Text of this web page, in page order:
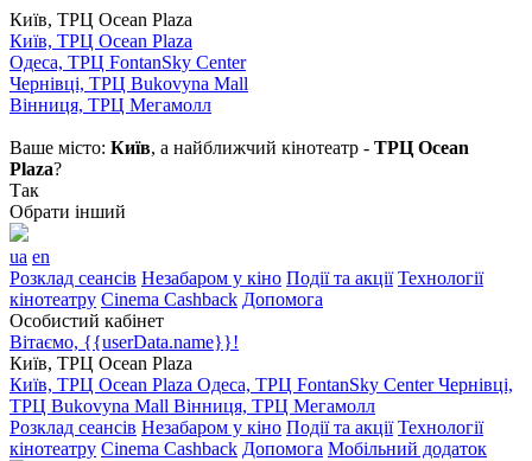
Київ, ТРЦ Ocean Plaza
Київ, ТРЦ Ocean Plaza
Одеса, ТРЦ FontanSky Center
Чернівці, ТРЦ Bukovyna Mall
Вінниця, ТРЦ Мегамолл
Ваше місто: Київ, а найближчий кінотеатр - ТРЦ Ocean
Plaza?
Так
Обрати інший
ua en
Розклад сеансів Незабаром у кіно Події та акції Технології
кінотеатру Cinema Cashback Допомога
Особистий кабінет
Вітаємо, {{userData.name}}!
Київ, ТРЦ Ocean Plaza
Київ, ТРЦ Ocean Plaza Одеса, ТРЦ FontanSky CenterЧернівці,
ТРЦ Bukovyna Mall Вінниця, ТРЦ Мегамолл
Розклад сеансів Незабаром у кіно Події та акції Технології
кінотеатру Cinema Cashback Допомога Мобільний додаток